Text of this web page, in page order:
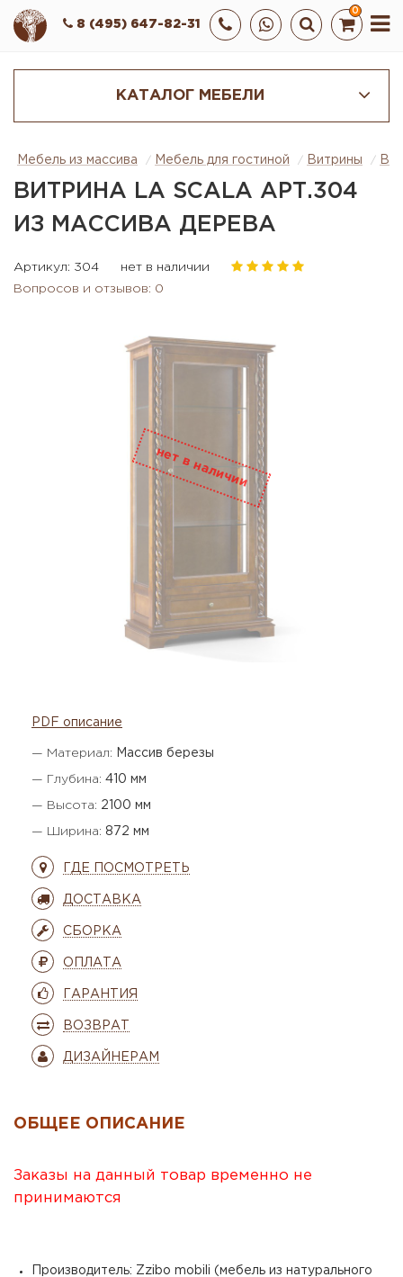
0
8 (495) 647-82-31
КАТАЛОГ МЕБЕЛИ
Мебель из массива Мебель для гостиной Витрины
ВИТРИНА LA SCALA АРТ.304
ИЗ МАССИВА ДЕРЕВА
Артикул: 304
нет в наличии
Вопросов и отзывов: 0
PDF описание
— Материал: Массив березы
— Глубина: 410 мм
— Высота: 2100 мм
— Ширина: 872 мм
ГДЕ ПОСМОТРЕТЬ
ДОСТАВКА
СБОРКА
ОПЛАТА
ГАРАНТИЯ
ВОЗВРАТ
ДИЗАЙНЕРАМ
ОБЩЕЕ ОПИСАНИЕ
Заказы на данный товар временно не
принимаются
Производитель: Zzibo mobili (мебель из натурального